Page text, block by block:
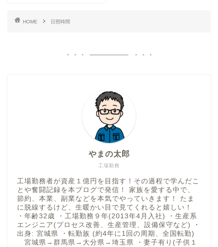
HOME 日照時間
工場勤務
やまの太郎
工場勤務者が資産１億円を目指す！その過程で学んだこ
とや奮闘記録を本ブログで発信！ 家族を愛する中で、
節約、本業、副業などを本気でやっていきます！ たま
に脱線するけど、生暖かい目で見てくれると嬉しい！
・年齢32歳 ・工場勤務９年(2013年4月入社) ・生産系
エンジニア(プロセス改善、生産管理、設備保守など) ・
出身: 宮城県 ・転勤族 (約4年に1回の周期、全国転勤)
宮城県→群馬県→大分県→埼玉県 ・妻子有り(子供１